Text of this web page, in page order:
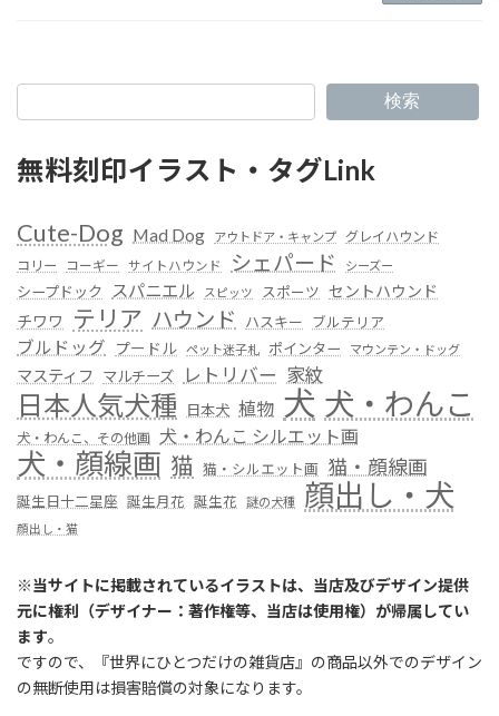
検索
無料刻印イラスト・タグLink
Cute-Dog Mad Dog アウトドア・キャンプ
グレイハウンド
コリー
コーギー サイトハウンド シェパード シーズー
シープドック スパニエル スピッツ スポーツ セントハウンド
チワワ
テリア ハウンド ハスキー ブルテリア
ブルドッグ プードル ペット迷子札 ポインター マウンテン・ドッグ
マスティフ マルチーズ レトリバー 家紋
日本人気犬種 日本犬 植物 犬 犬・わんこ
犬・わんこ、その他画 犬・わんこ シルエット画
犬・顔線画 猫 猫・シルエット画 猫・顔線画
誕生日十二星座 誕生月花 誕生花 謎の犬種 顔出し・犬
顔出し・猫
※当サイトに掲載されているイラストは、当店及びデザイン提供
元に権利（デザイナー：著作権等、当店は使用権）が帰属してい
ます。
ですので、『世界にひとつだけの雑貨店』の商品以外でのデザイン
の無断使用は損害賠償の対象になります。